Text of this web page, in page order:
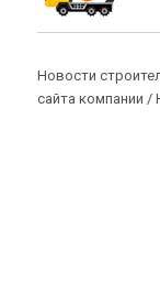
Новости
сайта компании /